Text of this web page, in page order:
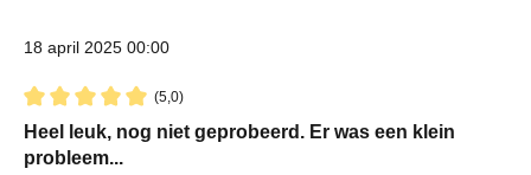
18 april 2025 00:00
(5,0)
Recensie met een waardering van 5 van de 5 sterren
Heel leuk, nog niet geprobeerd. Er was een klein
probleem...